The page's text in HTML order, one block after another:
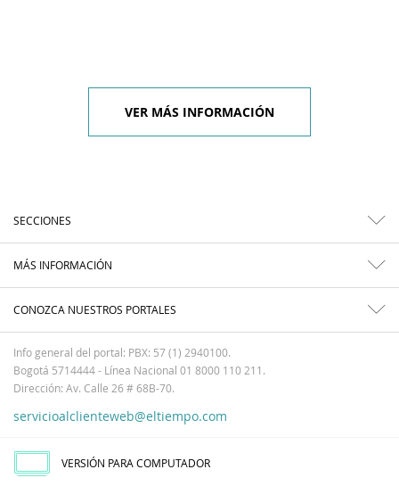
VER MÁS INFORMACIÓN
SECCIONES
MÁS INFORMACIÓN
CONOZCA NUESTROS PORTALES
Info general del portal: PBX: 57 (1) 2940100.
Bogotá 5714444 - Línea Nacional 01 8000 110 211.
Dirección: Av. Calle 26 # 68B-70.
servicioalclienteweb@eltiempo.com
VERSIÓN PARA COMPUTADOR